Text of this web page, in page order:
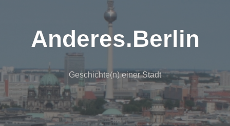
Anderes.Berlin
Geschichte(n) einer Stadt